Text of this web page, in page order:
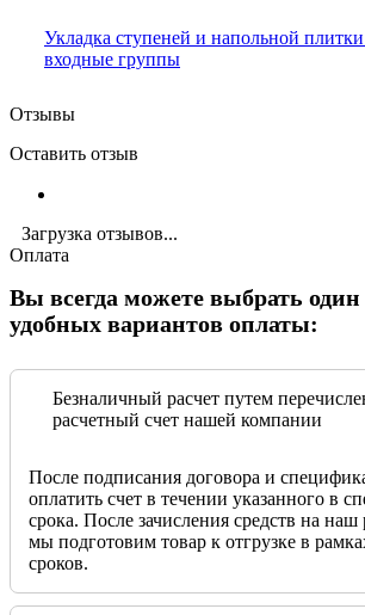
Укладка ступеней и напольной
входные группы
Отзывы
Оставить отзыв
Загрузка отзывов...
Оплата
Вы всегда можете выбрать один
удобных вариантов оплаты:
Безналичный расчет путем
расчетный счет нашей компании
После подписания договора и
оплатить счет в течении указанного в
срока. После зачисления средств на наш
мы подготовим товар к отгрузке в
сроков.